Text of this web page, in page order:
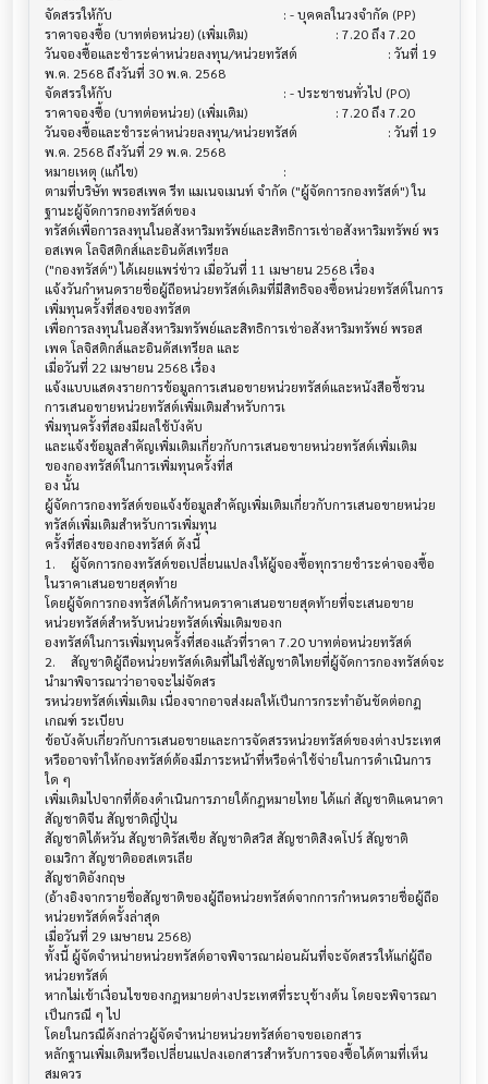
จัดสรรให้กับ                           			 : - บุคคลในวงจำกัด (PP)
ราคาจองซื้อ (บาทต่อหน่วย) (เพิ่มเติม)        			 : 7.20 ถึง 7.20
วันจองซื้อและชำระค่าหน่วยลงทุน/หน่วยทรัสต์   			 : วันที่ 19
พ.ค. 2568 ถึงวันที่ 30 พ.ค. 2568
จัดสรรให้กับ                           			 : - ประชาชนทั่วไป (PO)
ราคาจองซื้อ (บาทต่อหน่วย) (เพิ่มเติม)        			 : 7.20 ถึง 7.20
วันจองซื้อและชำระค่าหน่วยลงทุน/หน่วยทรัสต์   			 : วันที่ 19
พ.ค. 2568 ถึงวันที่ 29 พ.ค. 2568
หมายเหตุ (แก้ไข)                        			 :
ตามที่บริษัท พรอสเพค รีท แมเนจเมนท์ จำกัด ("ผู้จัดการกองทรัสต์") ใน
ฐานะผู้จัดการกองทรัสต์ของ
ทรัสต์เพื่อการลงทุนในอสังหาริมทรัพย์และสิทธิการเช่าอสังหาริมทรัพย์ พร
อสเพค โลจิสติกส์และอินดัสเทรียล
("กองทรัสต์") ได้เผยแพร่ข่าว เมื่อวันที่ 11 เมษายน 2568 เรื่อง
แจ้งวันกำหนดรายชื่อผู้ถือหน่วยทรัสต์เดิมที่มีสิทธิจองซื้อหน่วยทรัสต์ในการ
เพิ่มทุนครั้งที่สองของทรัสต
์เพื่อการลงทุนในอสังหาริมทรัพย์และสิทธิการเช่าอสังหาริมทรัพย์ พรอส
เพค โลจิสติกส์และอินดัสเทรียล และ
เมื่อวันที่ 22 เมษายน 2568 เรื่อง
แจ้งแบบแสดงรายการข้อมูลการเสนอขายหน่วยทรัสต์และหนังสือชี้ชวน
การเสนอขายหน่วยทรัสต์เพิ่มเติมสำหรับการเ
พิ่มทุนครั้งที่สองมีผลใช้บังคับ
และแจ้งข้อมูลสำคัญเพิ่มเติมเกี่ยวกับการเสนอขายหน่วยทรัสต์เพิ่มเติม
ของกองทรัสต์ในการเพิ่มทุนครั้งที่ส
อง นั้น
ผู้จัดการกองทรัสต์ขอแจ้งข้อมูลสำคัญเพิ่มเติมเกี่ยวกับการเสนอขายหน่วย
ทรัสต์เพิ่มเติมสำหรับการเพิ่มทุน
ครั้งที่สองของกองทรัสต์ ดังนี้
1.	ผู้จัดการกองทรัสต์ขอเปลี่ยนแปลงให้ผู้จองซื้อทุกรายชำระค่าจองซื้อ
ในราคาเสนอขายสุดท้าย
โดยผู้จัดการกองทรัสต์ได้กำหนดราคาเสนอขายสุดท้ายที่จะเสนอขาย
หน่วยทรัสต์สำหรับหน่วยทรัสต์เพิ่มเติมของก
องทรัสต์ในการเพิ่มทุนครั้งที่สองแล้วที่ราคา 7.20 บาทต่อหน่วยทรัสต์
2.	สัญชาติผู้ถือหน่วยทรัสต์เดิมที่ไม่ใช่สัญชาติไทยที่ผู้จัดการกองทรัสต์จะ
นำมาพิจารณาว่าอาจจะไม่จัดสร
รหน่วยทรัสต์เพิ่มเติม เนื่องจากอาจส่งผลให้เป็นการกระทำอันขัดต่อกฎ
เกณฑ์ ระเบียบ
ข้อบังคับเกี่ยวกับการเสนอขายและการจัดสรรหน่วยทรัสต์ของต่างประเทศ
หรืออาจทำให้กองทรัสต์ต้องมีภาระหน้าที่หรือค่าใช้จ่ายในการดำเนินการ
ใด ๆ
เพิ่มเติมไปจากที่ต้องดำเนินการภายใต้กฎหมายไทย ได้แก่ สัญชาติแคนาดา
สัญชาติจีน สัญชาติญี่ปุ่น
สัญชาติไต้หวัน สัญชาติรัสเซีย สัญชาติสวิส สัญชาติสิงคโปร์ สัญชาติ
อเมริกา สัญชาติออสเตรเลีย
สัญชาติอังกฤษ
(อ้างอิงจากรายชื่อสัญชาติของผู้ถือหน่วยทรัสต์จากการกำหนดรายชื่อผู้ถือ
หน่วยทรัสต์ครั้งล่าสุด
เมื่อวันที่ 29 เมษายน 2568)
ทั้งนี้ ผู้จัดจำหน่ายหน่วยทรัสต์อาจพิจารณาผ่อนผันที่จะจัดสรรให้แก่ผู้ถือ
หน่วยทรัสต์
หากไม่เข้าเงื่อนไขของกฎหมายต่างประเทศที่ระบุข้างต้น โดยจะพิจารณา
เป็นกรณี ๆ ไป
โดยในกรณีดังกล่าวผู้จัดจำหน่ายหน่วยทรัสต์อาจขอเอกสาร
หลักฐานเพิ่มเติมหรือเปลี่ยนแปลงเอกสารสำหรับการจองซื้อได้ตามที่เห็น
สมควร